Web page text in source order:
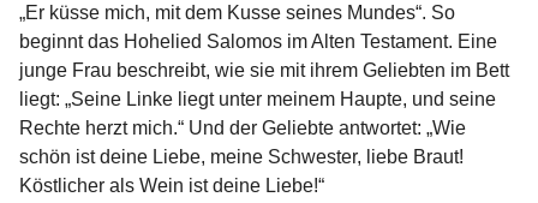
„Er küsse mich, mit dem Kusse seines Mundes“. So
beginnt das Hohelied Salomos im Alten Testament. Eine
junge Frau beschreibt, wie sie mit ihrem Geliebten im Bett
liegt: „Seine Linke liegt unter meinem Haupte, und seine
Rechte herzt mich.“ Und der Geliebte antwortet: „Wie
schön ist deine Liebe, meine Schwester, liebe Braut!
Köstlicher als Wein ist deine Liebe!“